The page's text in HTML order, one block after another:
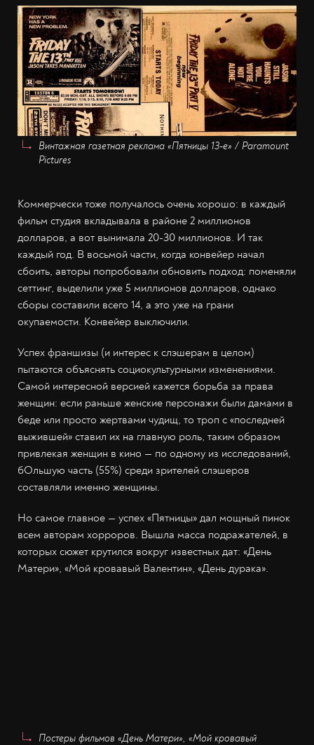
Винтажная газетная реклама «Пятницы 13-е» / Paramount
Pictures
Коммерчески тоже получалось очень хорошо: в каждый
фильм студия вкладывала в районе 2 миллионов
долларов, а вот вынимала 20-30 миллионов. И так
каждый год. В восьмой части, когда конвейер начал
сбоить, авторы попробовали обновить подход: поменяли
сеттинг, выделили уже 5 миллионов долларов, однако
сборы составили всего 14, а это уже на грани
окупаемости. Конвейер выключили.
Успех франшизы (и интерес к слэшерам в целом)
пытаются объяснять социокультурными изменениями.
Самой интересной версией кажется борьба за права
женщин: если раньше женские персонажи были дамами в
беде или просто жертвами чудищ, то троп с «последней
выжившей» ставил их на главную роль, таким образом
привлекая женщин в кино — по одному из исследований,
бОльшую часть (55%) среди зрителей слэшеров
составляли именно женщины.
Но самое главное — успех «Пятницы» дал мощный пинок
всем авторам хорроров. Вышла масса подражателей, в
которых сюжет крутился вокруг известных дат: «День
Матери», «Мой кровавый Валентин», «День дурака».
Постеры фильмов «День Матери», «Мой кровавый